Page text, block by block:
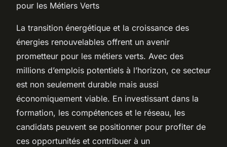
pour les Métiers Verts
La transition énergétique et la croissance des
énergies renouvelables offrent un avenir
prometteur pour les métiers verts. Avec des
millions d’emplois potentiels à l’horizon, ce secteur
est non seulement durable mais aussi
économiquement viable. En investissant dans la
formation, les compétences et le réseau, les
candidats peuvent se positionner pour profiter de
ces opportunités et contribuer à un